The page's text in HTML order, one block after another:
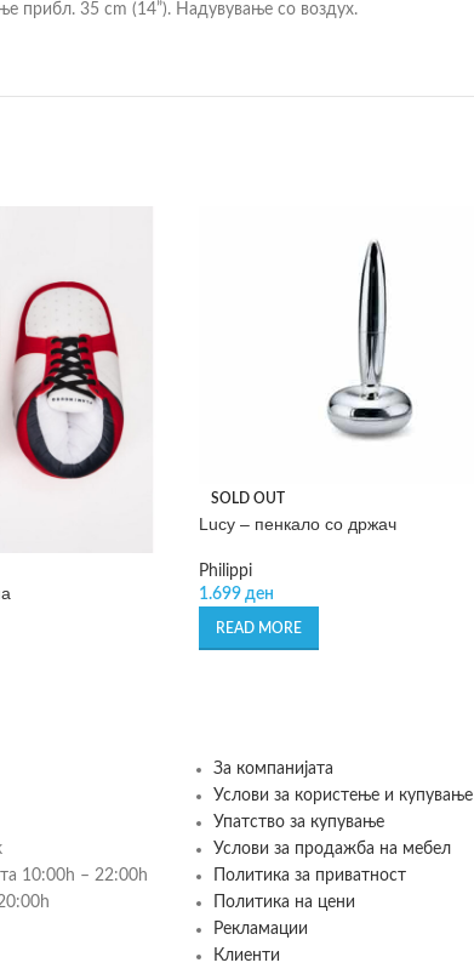
прибл. 35 cm (14”). Надувување со воздух.
SOLD OUT
Lucy – пенкало со држач
Philippi
1.699 ден
READ MORE
10:00h – 22:00h
За компанијата
Услови за користење и купување
Упатство за купување
Услови за продажба на мебел
Политика за приватност
Политика на цени
Рекламации
Клиенти